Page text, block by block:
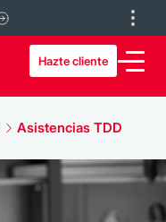
Hazte cliente
Asistencias TDD